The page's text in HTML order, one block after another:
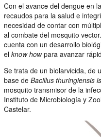
Con el avance del dengue en
recaudos para la salud e
necesidad de contar con
al combate del mosquito
cuenta con un desarrollo
el know howpara avanzar
Se trata de un biolarvicida, de
base de Bacillus thuringiensis
mosquito transmisor de la
Instituto de Microbiología y
Castelar.